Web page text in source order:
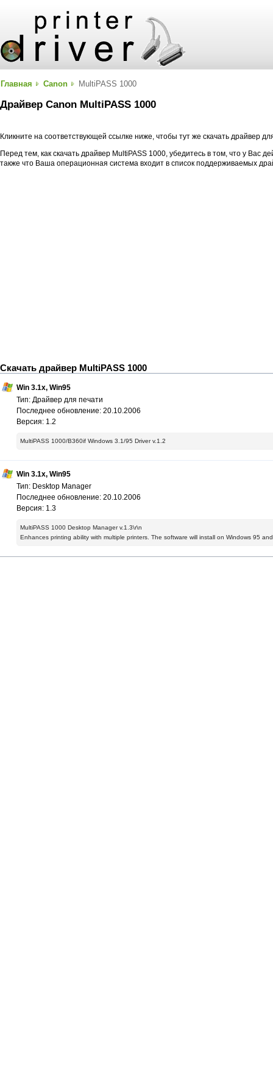
Главная Canon MultiPASS 1000
Драйвер Canon MultiPASS 1000
Кликните на соответствующей ссылке ниже, чтобы тут же скачать драйвер
Перед тем, как скачать драйвер MultiPASS 1000, убедитесь в том, что у Вас
также что Ваша операционная система входит в список поддерживаемых
Скачать драйвер MultiPASS 1000
Win 3.1x, Win95
Тип: Драйвер для печати
Последнее обновление: 20.10.2006
Версия: 1.2
MultiPASS 1000/B360if Windows 3.1/95 Driver v.1.2
Win 3.1x, Win95
Тип: Desktop Manager
Последнее обновление: 20.10.2006
Версия: 1.3
MultiPASS 1000 Desktop Manager v.1.3\r\n
Enhances printing ability with multiple printers. The software will install on Windows 95